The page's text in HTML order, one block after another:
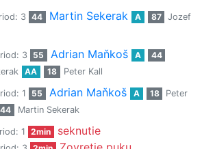
3 44 Martin Sekerak A 87
Jozef
3 55 Adrian Maňkoš A
44
AA 18 Peter Kall
1 55 Adrian Maňkoš A 18
Peter
44 Martin Sekerak
1 2min seknutie